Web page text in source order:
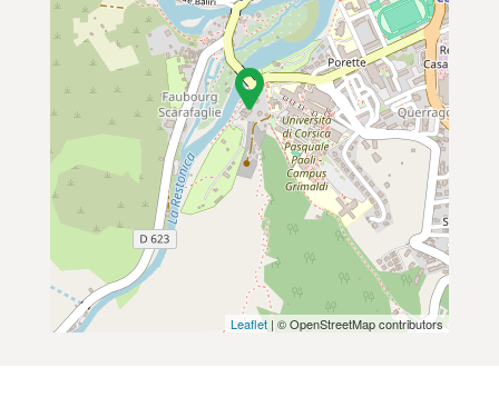
Leaflet | © OpenStreetMap contributors